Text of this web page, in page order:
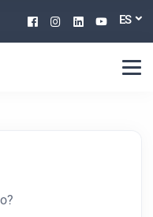
Facebook
Instagram
Linkedin
ES